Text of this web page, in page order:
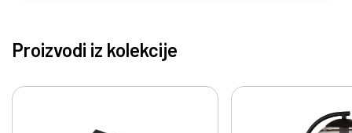
Proizvodi iz kolekcije